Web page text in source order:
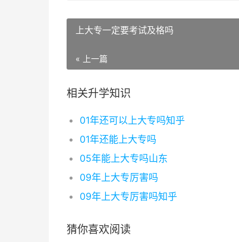
上大专一定要考试及格吗
« 上一篇
相关升学知识
01年还可以上大专吗知乎
01年还能上大专吗
05年能上大专吗山东
09年上大专厉害吗
09年上大专厉害吗知乎
猜你喜欢阅读